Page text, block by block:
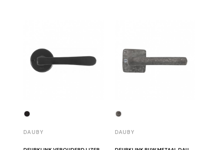
DAUBY DAUBY